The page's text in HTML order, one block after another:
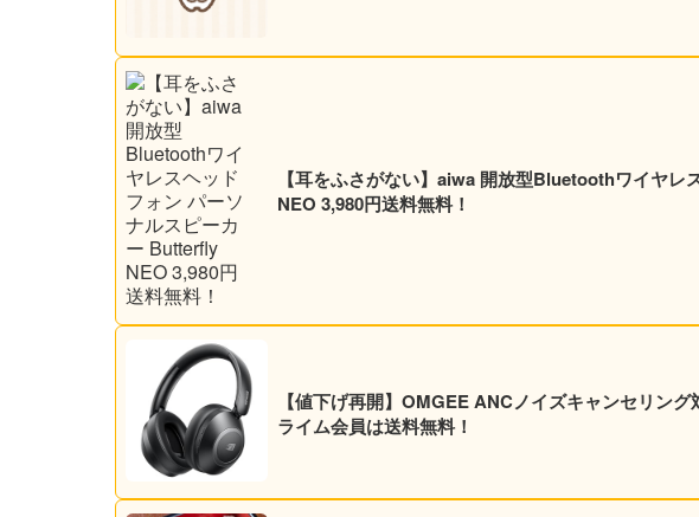
【耳をふさがない】aiwa 開放型Bluetoothワイヤ
NEO 3,980円送料無料！
【値下げ再開】OMGEE ANCノイズキャンセリン
ライム会員は送料無料！